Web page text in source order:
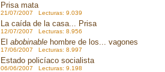
Prisa mata
21/07/2007 Lecturas: 9.039
La caída de la casa... Prisa
12/07/2007 Lecturas: 8.956
El abobinable hombre de los... vagones
17/06/2007 Lecturas: 8.997
Estado policíaco socialista
06/06/2007 Lecturas: 9.198